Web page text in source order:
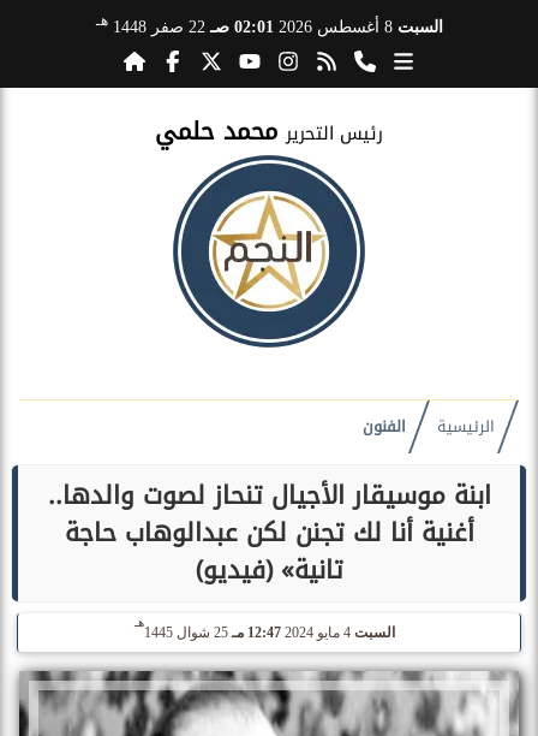
السبت 8 أغسطس 2026 02:01 صـ 22 صفر 1448 هـ
رئيس التحرير محمد حلمي
الرئيسية الفنون
ابنة موسيقار الأجيال تنحاز لصوت والدها..
أغنية أنا لك تجنن لكن عبدالوهاب حاجة
تانية» (فيديو)
السبت 4 مايو 2024 12:47 مـ 25 شوال 1445
هـ